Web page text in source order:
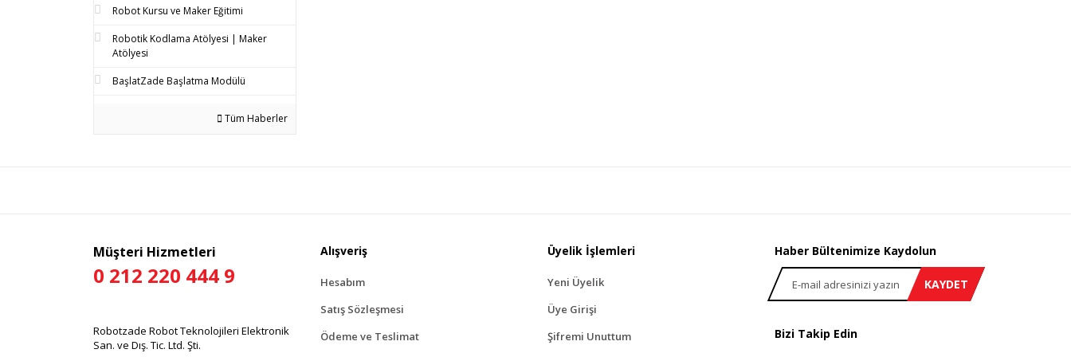
Robot Kursu ve Maker Eğitimi
Robotik Kodlama Atölyesi | Maker
Atölyesi
BaşlatZade Başlatma Modülü
Tüm Haberler
Müşteri Hizmetleri
0 212 220 444 9
Robotzade Robot Teknolojileri Elektronik
San. ve Dış. Tic. Ltd. Şti.
Alışveriş
Hesabım
Satış Sözleşmesi
Ödeme ve Teslimat
Üyelik İşlemleri
Yeni Üyelik
Üye Girişi
Şifremi Unuttum
Haber Bültenimize Kaydolun
KAYDET
Bizi Takip Edin